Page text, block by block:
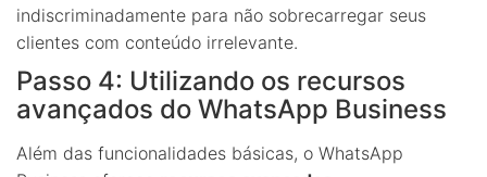
indiscriminadamente para não sobrecarregar seus
clientes com conteúdo irrelevante.
Passo 4: Utilizando os recursos
avançados do WhatsApp Business
Além das funcionalidades básicas, o WhatsApp